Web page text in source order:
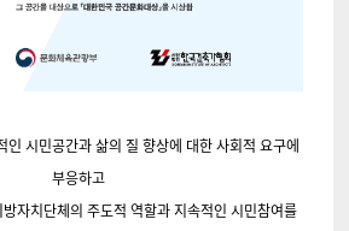
인 시민공간과 삶의 질 향상에 대한 사회적 요구에
부응하고
자치단체의 주도적 역할과 지속적인 시민참여를